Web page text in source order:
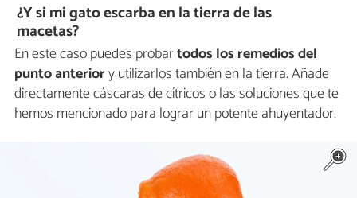
¿Y si mi gato escarba en la tierra de las
macetas?
En este caso puedes probartodos los remedios del
punto anteriory utilizarlos también en la tierra. Añade
directamente cáscaras de cítricos o las soluciones que te
hemos mencionado para lograr un potente ahuyentador.